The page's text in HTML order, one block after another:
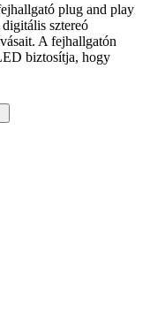
plug and play
sztereó
A fejhallgatón
biztosítja, hogy